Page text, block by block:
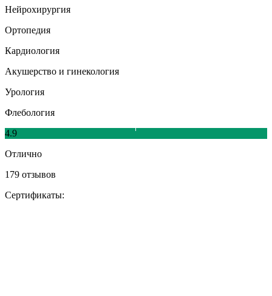
Нейрохирургия
Ортопедия
Кардиология
Акушерство и гинекология
Урология
Флебология
4.9
Отлично
179 отзывов
Сертификаты: